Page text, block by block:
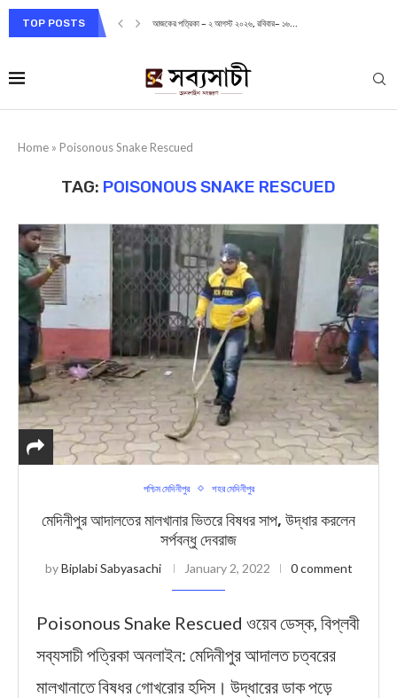
TOP POSTS আজকের পত্রিকা – ২ আগস্ট ২০২৬, রবিবার– ১৬...
Home » Poisonous Snake Rescued
TAG: POISONOUS SNAKE RESCUED
পশ্চিম মেদিনীপুর শহর মেদিনীপুর
মেদিনীপুর আদালতের মালখানার ভিতরে বিষধর সাপ, উদ্ধার করলেন
সর্পবন্ধু দেবরাজ
byBiplabi Sabyasachi January 2, 2022 0 comment
Poisonous Snake Rescued ওয়েব ডেস্ক, বিপ্লবী
সব্যসাচী পত্রিকা অনলাইন: মেদিনীপুর আদালত চত্বরের
মালখানাতে বিষধর গোখরোর হদিস। উদ্ধারের ডাক পড়ে